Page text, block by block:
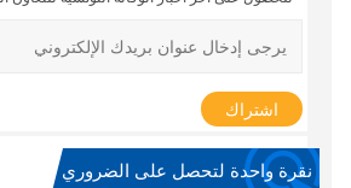
نقرة واحدة لتحصل على الضروري